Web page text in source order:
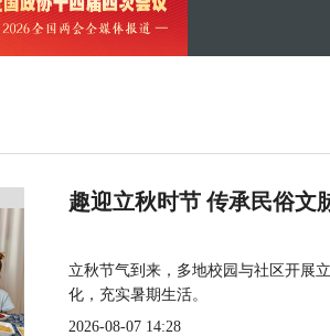
趣迎立秋时节 传承民俗文
立秋节气到来，多地校园与社区开展
化，充实暑期生活。
2026-08-07 14:28